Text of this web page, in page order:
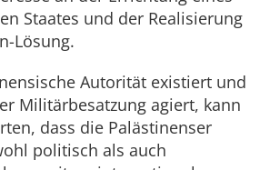
Staates und der Realisierung
Lösung.
Autorität existiert und
Militärbesatzung agiert, kann
dass die Palästinenser
politisch als auch